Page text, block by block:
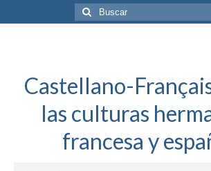
Buscar
por:
Castellano-
las culturas
francesa y